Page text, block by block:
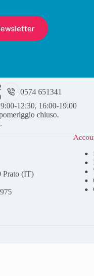
0574 651341
12:30, 16:00-19:00
chiuso.
Prato (IT)